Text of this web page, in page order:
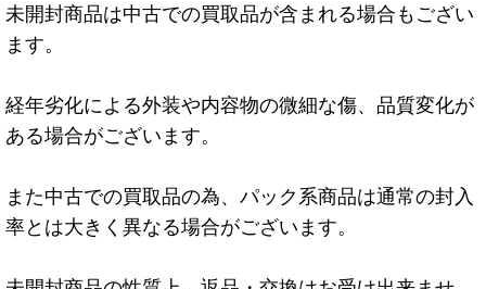
未開封商品は中古での買取品が含まれる場合もござい
ます。
経年劣化による外装や内容物の微細な傷、品質変化が
ある場合がございます。
また中古での買取品の為、パック系商品は通常の封入
率とは大きく異なる場合がございます。